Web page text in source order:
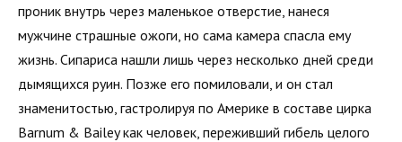
проник внутрь через маленькое отверстие, нанеся
мужчине страшные ожоги, но сама камера спасла ему
жизнь. Сипариса нашли лишь через несколько дней среди
дымящихся руин. Позже его помиловали, и он стал
знаменитостью, гастролируя по Америке в составе цирка
Barnum & Bailey как человек, переживший гибель целого